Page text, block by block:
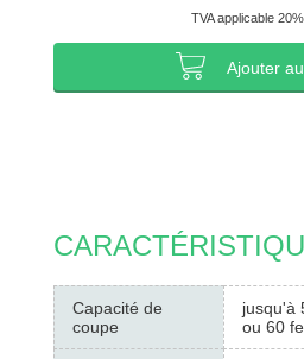
TVA applicable
Ajouter
Capacité de
coupe
jusqu'à
ou 60